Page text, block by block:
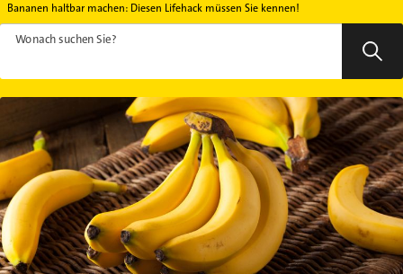
Bananen haltbar machen: Diesen Lifehack müssen Sie kennen!
Wonach suchen Sie?